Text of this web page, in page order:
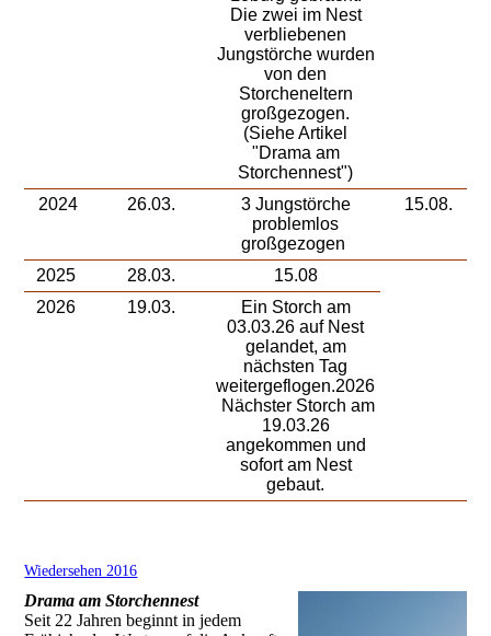
Die zwei im Nest
verbliebenen
Jungstörche wurden
von den
Storcheneltern
großgezogen.
(Siehe Artikel
"Drama am
Storchennest")
2024 26.03.
3 Jungstörche
problemlos
großgezogen
15.08.
2025 28.03.
15.08
2026
19.03.
Ein Storch am
03.03.26 auf Nest
gelandet, am
nächsten Tag
weitergeflogen.2026
Nächster Storch am
19.03.26
angekommen und
sofort am Nest
gebaut.
Wiedersehen 2016
Drama am Storchennest
Seit 22 Jahren beginnt in jedem